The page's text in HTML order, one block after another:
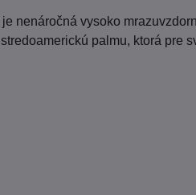
nenáročná vysoko
palmu, ktorá pre